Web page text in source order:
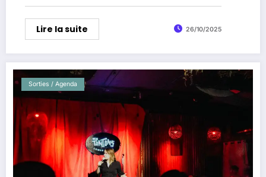
Lire la suite 26/10/2025
Sorties / Agenda